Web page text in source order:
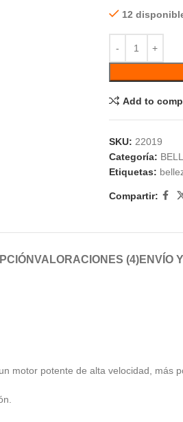
12
Add to
SKU: 22019
Categoría:
Etiquetas:
Compartir:
VALORACIONES (4)ENVÍO
motor potente de alta velocidad, más